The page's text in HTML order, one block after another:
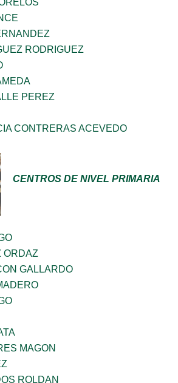
RODRIGUEZ
PEREZ
CONTRERAS ACEVEDO
CENTROS DE NIVEL PRIMARIA
ORDAZ
GALLARDO
MAGON
ROLDAN